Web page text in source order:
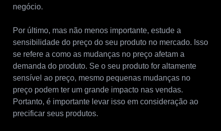
negócio.
Por último, mas não menos importante, estude a
sensibilidade do preço do seu produto no mercado. Isso
se refere a como as mudanças no preço afetam a
demanda do produto. Se o seu produto for altamente
sensível ao preço, mesmo pequenas mudanças no
preço podem ter um grande impacto nas vendas.
Portanto, é importante levar isso em consideração ao
precificar seus produtos.